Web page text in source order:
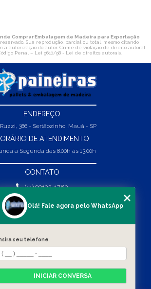
Comprar Embalagem de Madeira para Exportação
Sua reprodução, parcial ou total, mesmo citando
a autorização do autor. Crime de violação de direito autoral
Penal – Lei 9610/98 - Lei de direitos autorais.
ENDEREÇO
386 - Sertãozinho, Mauá - SP
DE ATENDIMENTO
a Segunda das 8:00h às 13:00h
CONTATO
(11) 99132-1783
(11) 99132-1783
vendas@abpaineiras.com.br
SOBRE NÓS
PRODUTOS
Olá! Fale agora pelo WhatsApp
seu telefone
INICIAR CONVERSA